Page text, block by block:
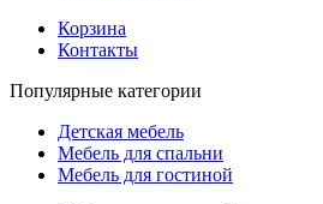
Корзина
Контакты
Популярные категории
Детская мебель
Мебель для спальни
Мебель для гостиной